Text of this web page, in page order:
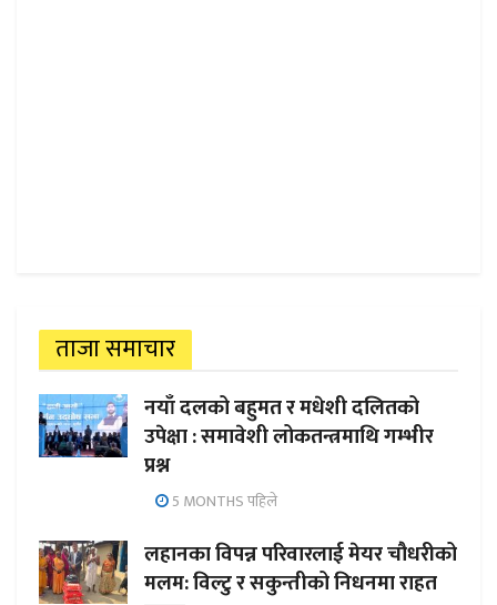
ताजा समाचार
नयाँ दलको बहुमत र मधेशी दलितको
उपेक्षा : समावेशी लोकतन्त्रमाथि गम्भीर
प्रश्न
5 MONTHS पहिले
लहानका विपन्न परिवारलाई मेयर चौधरीको
मलम: विल्टु र सकुन्तीको निधनमा राहत